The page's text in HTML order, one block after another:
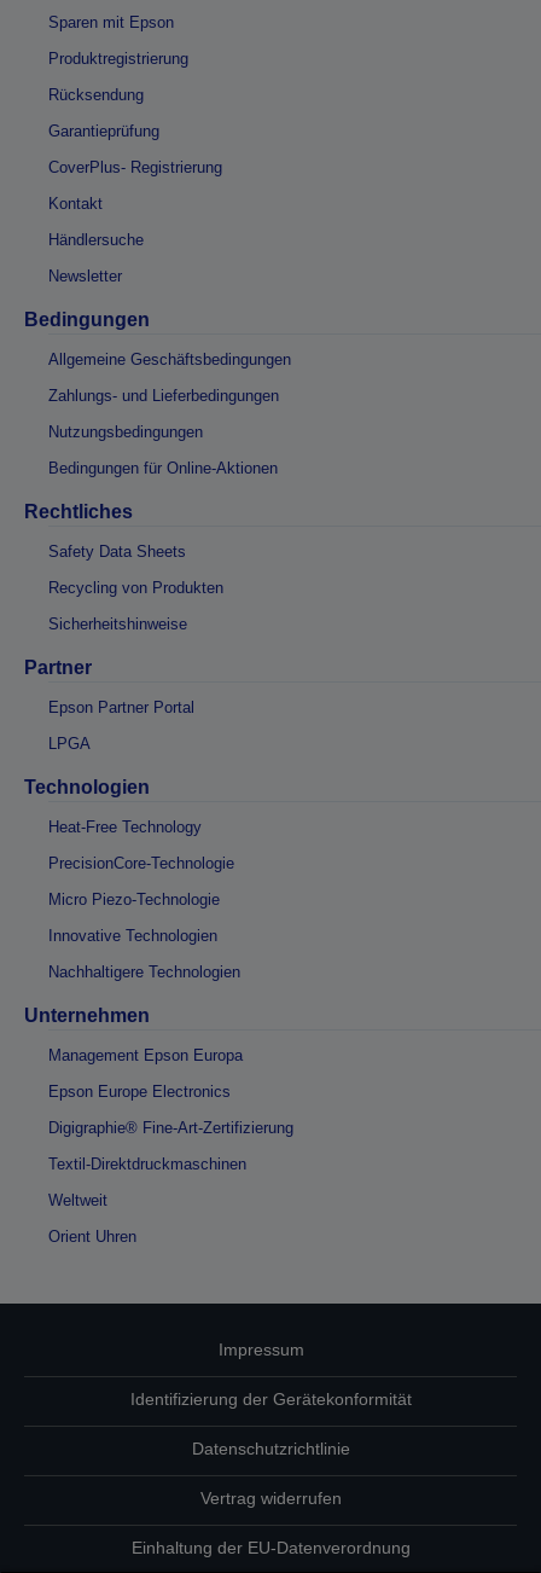
Sparen mit Epson
Produktregistrierung
Rücksendung
Garantieprüfung
CoverPlus- Registrierung
Kontakt
Händlersuche
Newsletter
Bedingungen
Allgemeine Geschäftsbedingungen
Zahlungs- und Lieferbedingungen
Nutzungsbedingungen
Bedingungen für Online-Aktionen
Rechtliches
Safety Data Sheets
Recycling von Produkten
Sicherheitshinweise
Partner
Epson Partner Portal
LPGA
Technologien
Heat-Free Technology
PrecisionCore-Technologie
Micro Piezo-Technologie
Innovative Technologien
Nachhaltigere Technologien
Unternehmen
Management Epson Europa
Epson Europe Electronics
Digigraphie® Fine-Art-Zertifizierung
Textil-Direktdruckmaschinen
Weltweit
Orient Uhren
Impressum
Identifizierung der Gerätekonformität
Datenschutzrichtlinie
Vertrag widerrufen
Einhaltung der EU-Datenverordnung